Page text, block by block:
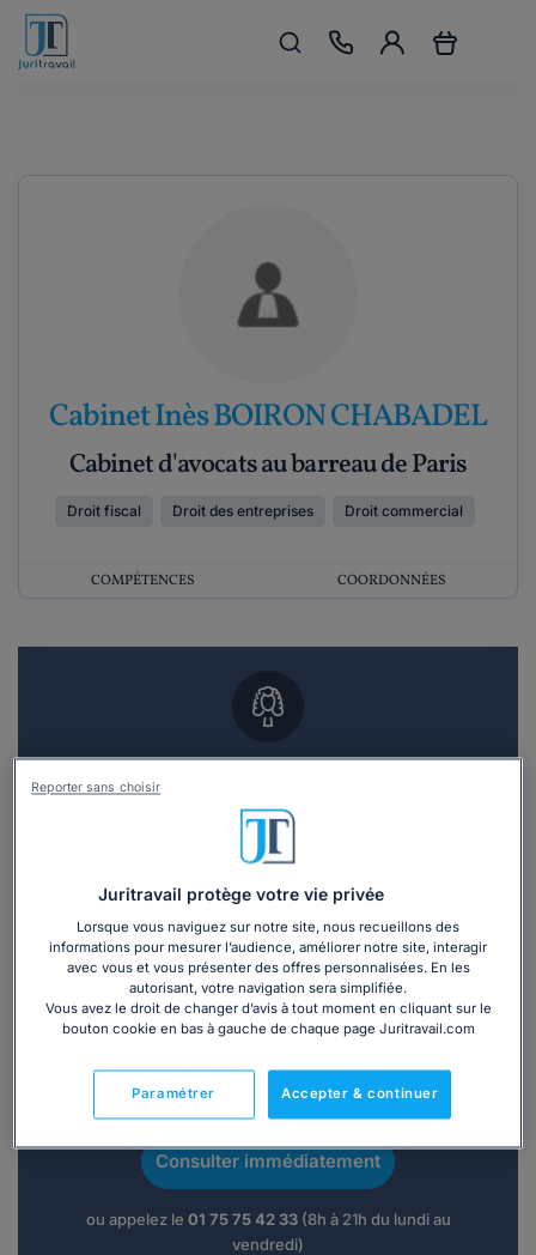
Cabinet Inès BOIRON CHABADEL
Cabinet d'avocats au barreau de Paris
Droit fiscal Droit des entreprises Droit commercial
COMPÉTENCES COORDONNÉES
Recevoir des devis d'avocats
Vous souhaitez une consultation par
téléphone ?
Consulter immédiatement
ou appelez le 01 75 75 42 33(8h à 21h du lundi au
vendredi)
Juritravail protège votre vie privée
Lorsque vous naviguez sur notre site, nous recueillons des
informations pour mesurer l’audience, améliorer notre site, interagir
avec vous et vous présenter des offres personnalisées. En les
autorisant, votre navigation sera simplifiée.
Vous avez le droit de changer d’avis à tout moment en cliquant sur le
bouton cookie en bas à gauche de chaque page Juritravail.com
Accepter & continuer
Paramétrer
Reporter sans choisir